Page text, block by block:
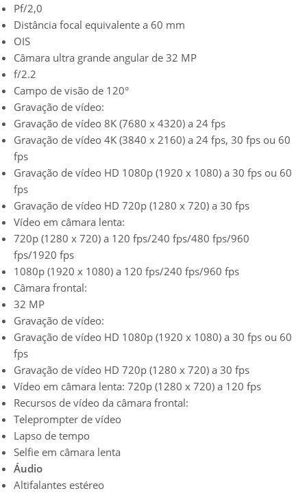
Pf/2,0
Distância focal equivalente a 60 mm
OIS
Câmara ultra grande angular de 32 MP
f/2.2
Campo de visão de 120°
Gravação de vídeo:
Gravação de vídeo 8K (7680 x 4320) a 24 fps
Gravação de vídeo 4K (3840 x 2160) a 24 fps, 30 fps ou 60
fps
Gravação de vídeo HD 1080p (1920 x 1080) a 30 fps ou 60
fps
Gravação de vídeo HD 720p (1280 x 720) a 30 fps
Vídeo em câmara lenta:
720p (1280 x 720) a 120 fps/240 fps/480 fps/960
fps/1920 fps
1080p (1920 x 1080) a 120 fps/240 fps/960 fps
Câmara frontal:
32 MP
Gravação de vídeo:
Gravação de vídeo HD 1080p (1920 x 1080) a 30 fps ou 60
fps
Gravação de vídeo HD 720p (1280 x 720) a 30 fps
Vídeo em câmara lenta: 720p (1280 x 720) a 120 fps
Recursos de vídeo da câmara frontal:
Teleprompter de vídeo
Lapso de tempo
Selfie em câmara lenta
Áudio
Altifalantes estéreo